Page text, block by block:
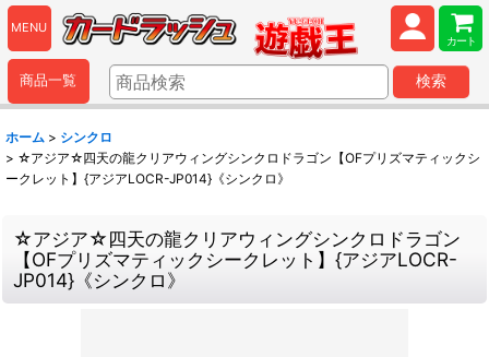
MENU
カート
商品一覧 検索
ホーム > シンクロ
> ☆アジア☆四天の龍クリアウィングシンクロドラゴン【OFプリズマティックシ
ークレット】{アジアLOCR-JP014}《シンクロ》
☆アジア☆四天の龍クリアウィングシンクロドラゴン
【OFプリズマティックシークレット】{アジアLOCR-
JP014}《シンクロ》